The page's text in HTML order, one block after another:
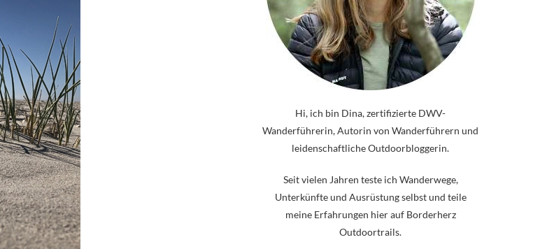
Hi, ich bin Dina, zertifizierte DWV-
Wanderführerin, Autorin von Wanderführern und
leidenschaftliche Outdoorbloggerin.
Seit vielen Jahren teste ich Wanderwege,
Unterkünfte und Ausrüstung selbst und teile
meine Erfahrungen hier auf Borderherz
Outdoortrails.